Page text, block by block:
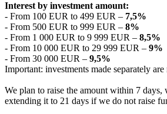
Interest by investment amount:
- From 100 EUR to 499 EUR – 7,5%
- From 500 EUR to 999 EUR – 8%
- From 1 000 EUR to 9 999 EUR – 8,5%
- From 10 000 EUR to 29 999 EUR – 9%
- From 30 000 EUR – 9,5%
Important: investments made separately are
We plan to raise the amount within 7
extending it to 21 days if we do not raise